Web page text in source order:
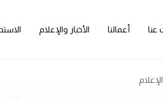
عنا أعمالنا الأخبار والإعلام